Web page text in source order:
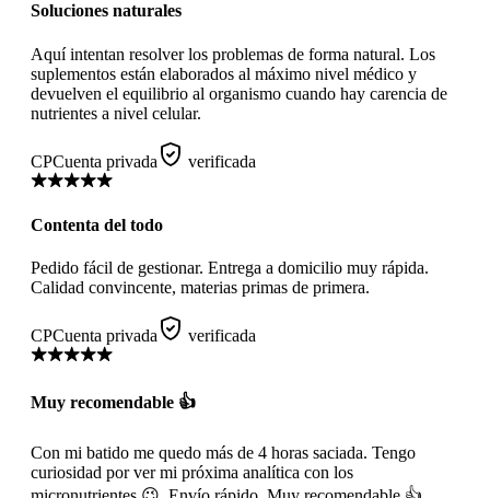
Soluciones naturales
Aquí intentan resolver los problemas de forma natural. Los
suplementos están elaborados al máximo nivel médico y
devuelven el equilibrio al organismo cuando hay carencia de
nutrientes a nivel celular.
CPCuenta privada verificada
Contenta del todo
Pedido fácil de gestionar. Entrega a domicilio muy rápida.
Calidad convincente, materias primas de primera.
CPCuenta privada verificada
Muy recomendable 👍
Con mi batido me quedo más de 4 horas saciada. Tengo
curiosidad por ver mi próxima analítica con los